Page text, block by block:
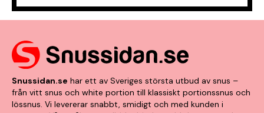
Snussidan.se har ett av Sveriges största utbud av snus –
från vitt snus och white portion till klassiskt portionssnus och
lössnus. Vi levererar snabbt, smidigt och med kunden i